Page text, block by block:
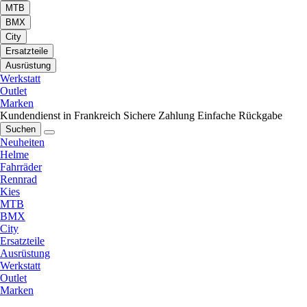
MTB
BMX
City
Ersatzteile
Ausrüstung
Werkstatt
Outlet
Marken
Kundendienst in Frankreich Sichere Zahlung Einfache Rückgabe
Suchen
Neuheiten
Helme
Fahrräder
Rennrad
Kies
MTB
BMX
City
Ersatzteile
Ausrüstung
Werkstatt
Outlet
Marken